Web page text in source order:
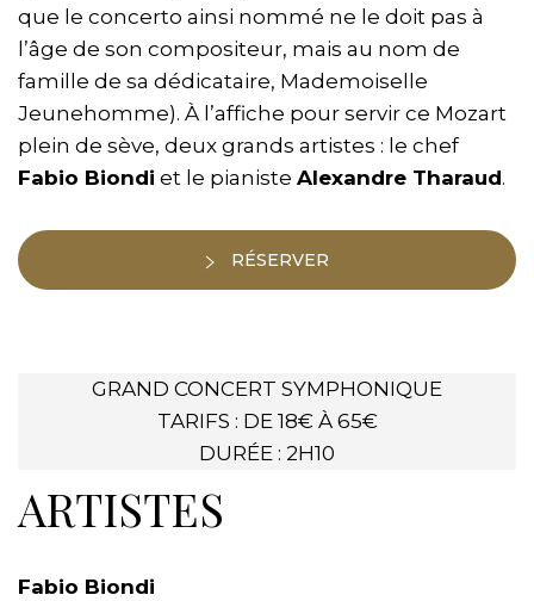
que le concerto ainsi nommé ne le doit pas à
l’âge de son compositeur, mais au nom de
famille de sa dédicataire, Mademoiselle
Jeunehomme). À l’affiche pour servir ce Mozart
plein de sève, deux grands artistes : le chef
Fabio Biondi et le pianiste Alexandre Tharaud.
RÉSERVER
GRAND CONCERT SYMPHONIQUE
TARIFS : DE 18€ À 65€
DURÉE : 2H10
ARTISTES
Fabio Biondi